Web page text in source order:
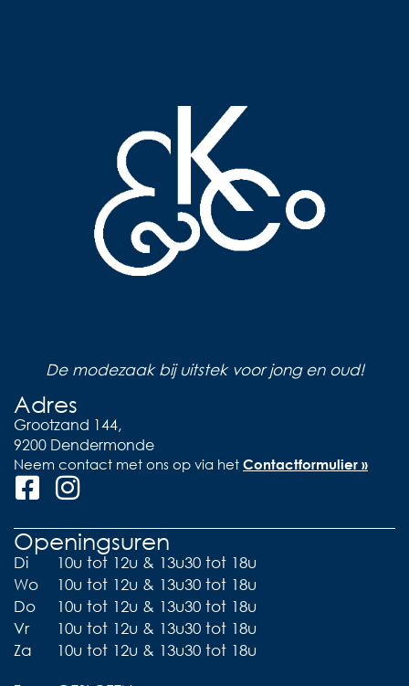
De modezaak bij uitstek voor jong en oud!
Adres
Grootzand 144,
9200 Dendermonde
Neem contact met ons op via het Contactformulier »
Openingsuren
Di
10u tot 12u & 13u30 tot 18u
Wo
10u tot 12u & 13u30 tot 18u
Do
10u tot 12u & 13u30 tot 18u
Vr
10u tot 12u & 13u30 tot 18u
Za
10u tot 12u & 13u30 tot 18u